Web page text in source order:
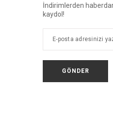
İndirimlerden
kaydol!
GÖNDER